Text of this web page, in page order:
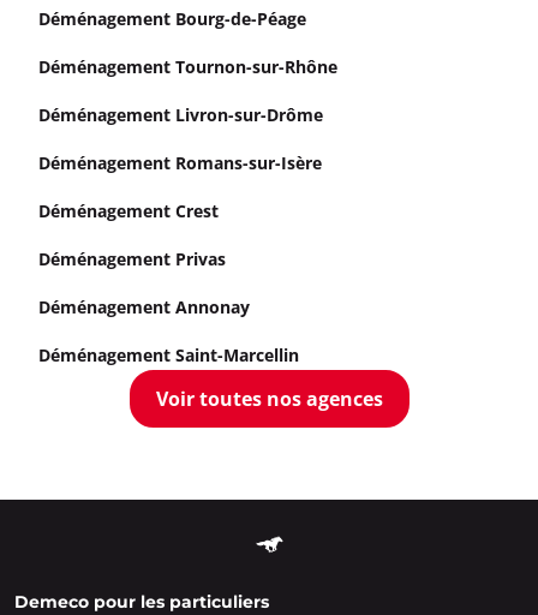
Déménagement Bourg-de-Péage
Déménagement Tournon-sur-Rhône
Déménagement Livron-sur-Drôme
Déménagement Romans-sur-Isère
Déménagement Crest
Déménagement Privas
Déménagement Annonay
Déménagement Saint-Marcellin
Voir toutes nos agences
Demeco pour les particuliers